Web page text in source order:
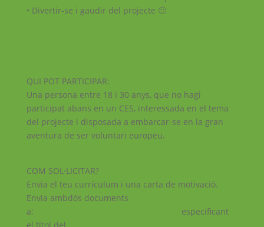
• Divertir-se i gaudir del projecte 🙂
QUI POT PARTICIPAR:
Una persona entre 18 i 30 anys, que no hagi
participat abans en un CES, interessada en el tema
del projecte i disposada a embarcar-se en la gran
aventura de ser voluntari europeu.
COM SOL·LICITAR?
Envia el teu currículum i una carta de motivació.
Envia ambdós documents
a:
especificant